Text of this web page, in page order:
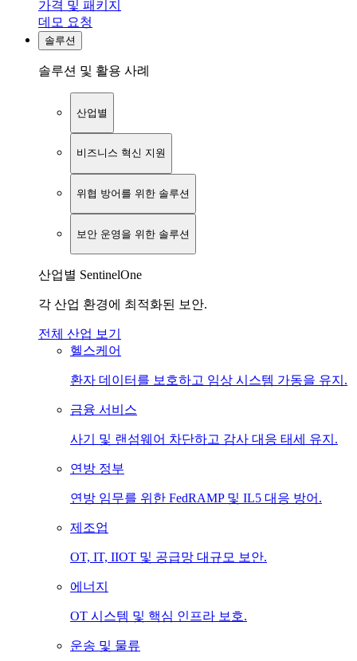
가격 및 패키지
데모 요청
솔루션
솔루션 및 활용 사례
산업별
비즈니스 혁신 지원
위협 방어를 위한 솔루션
보안 운영을 위한 솔루션
산업별 SentinelOne
각 산업 환경에 최적화된 보안.
전체 산업 보기
헬스케어
환자 데이터를 보호하고 임상 시스템 가동을 유지.
금융 서비스
사기 및 랜섬웨어 차단하고 감사 대응 태세 유지.
연방 정부
연방 임무를 위한 FedRAMP 및 IL5 대응 방어.
제조업
OT, IT, IIOT 및 공급망 대규모 보안.
에너지
OT 시스템 및 핵심 인프라 보호.
운송 및 물류